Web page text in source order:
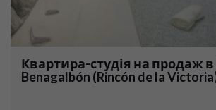
Квартира-студія на продаж в
Benagalbón (Rincón de la